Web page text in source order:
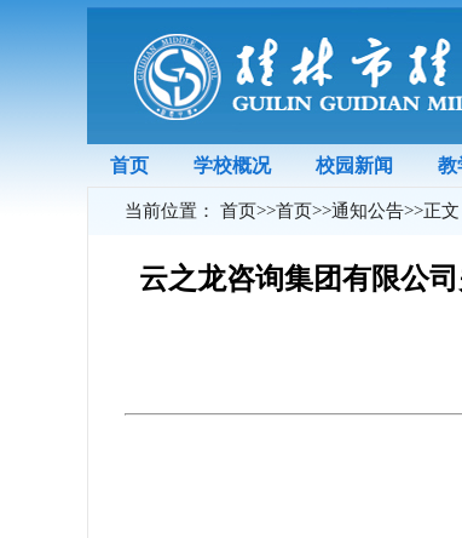
首页 学校概况 校园新闻 教
当前位置： 首页>>首页>>通知公告>>正文
云之龙咨询集团有限公